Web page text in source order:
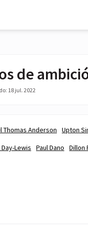
de
18 jul. 2022
Thomas Anderson Upton
Lewis Paul Dano Dillon